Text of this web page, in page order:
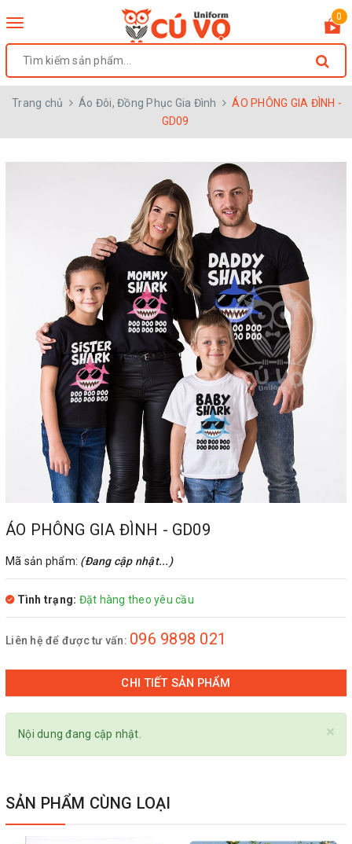
Toggle
0
Trang chủ Áo Đôi, Đồng Phục Gia Đình
ÁO PHÔNG GIA ĐÌNH -
GD09
ÁO PHÔNG GIA ĐÌNH - GD09
Mã sản phẩm: (Đang cập nhật...)
Tình trạng: Đặt hàng theo yêu cầu
Liên hệ để được tư vấn: 096 9898 021
CHI TIẾT SẢN PHẨM
×
Nội dung đang cập nhật.
SẢN PHẨM CÙNG LOẠI